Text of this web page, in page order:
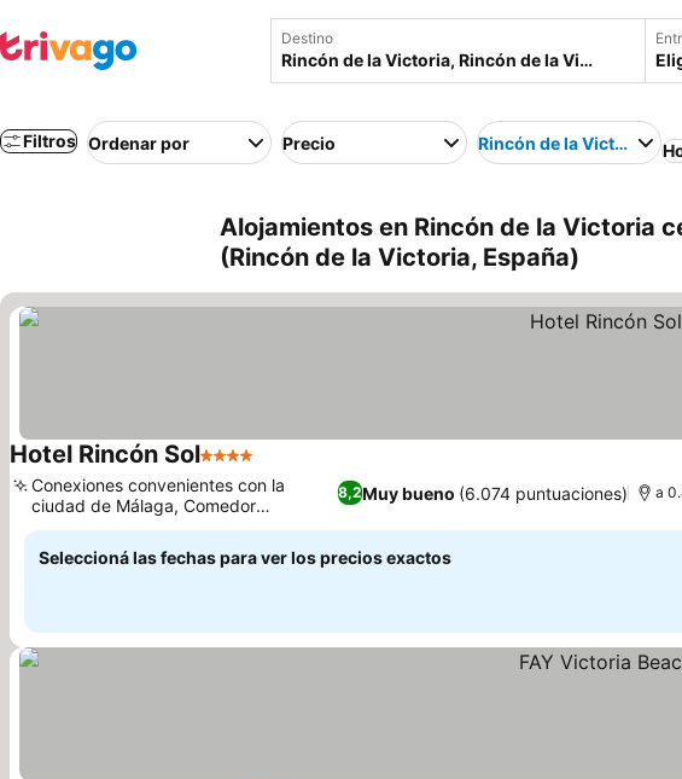
Destino
Filtros Ordenar por Precio Rincón de la Victoria
Alojamientos en Rincón de la Victoria
(Rincón de la Victoria, España)
Hotel Rincón Sol4 Estrellas
8,2Muy bueno (6.074 puntuaciones)
Conexiones convenientes con la
ciudad de Málaga, Comedor
mediterráneo tradicional
a
Seleccioná las fechas para ver los precios exactos